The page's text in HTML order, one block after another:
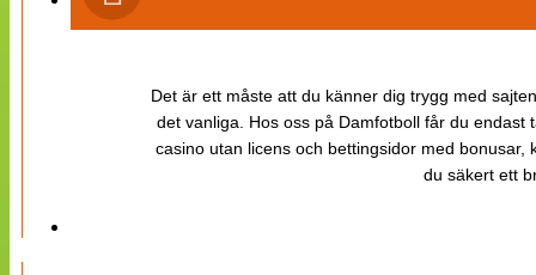
Det är ett måste att du känner dig trygg med
det vanliga. Hos oss på Damfotboll får du
casino utan licens och bettingsidor med
du säkert ett